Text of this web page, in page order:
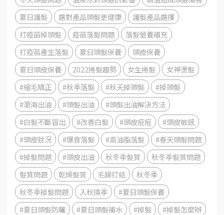
夏日護髮
選對產品頭髮更健康
護髮產品選擇
打疫苗掉頭髮
疫苗落髮問題
落髮營養補充
打疫苗產生落髮
夏日頭髮保養
頭皮保養
夏日頭皮保養
2022捲髮趨勢 女生捲髮
女神燙髮
#縮毛矯正
#秋季落髮 #秋天掉頭髮
#掉頭髮
#瀏海出油
#頭髮出油
#頭髮出油解決方法
#白髮不斷冒出
#改善白髮 #頭皮痘痘
#頭皮敏感
#頭皮狀況
#爆食落髮 #高油脂落髮
#春天頭髮問題
#掉髮問題
#頭皮出油 秋冬季髮質
秋冬季髮質問題
髮質問題
乾燥髮質 毛躁打結
秋冬季
秋冬季掉髮問題
入秋換季
#夏日頭髮保養
#夏日頭髮防曬
#夏日頭髮補水 #掉髮
#掉髮怎麼辦